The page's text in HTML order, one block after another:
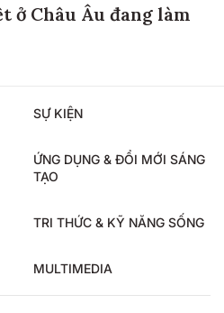
Châu Âu đang làm
SỰ KIỆN
ỨNG DỤNG & ĐỔI MỚI SÁNG
TẠO
TRI THỨC & KỸ NĂNG SỐNG
MULTIMEDIA